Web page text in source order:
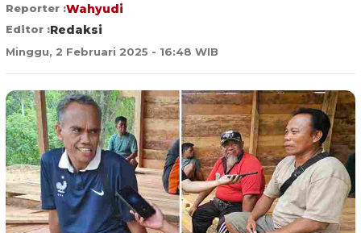
Reporter :Wahyudi
Editor :Redaksi
Minggu, 2 Februari 2025 - 16:48 WIB